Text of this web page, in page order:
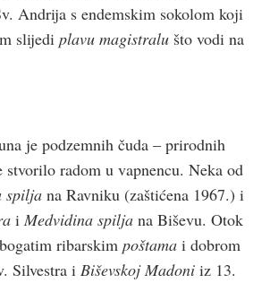
Andrija s endemskim sokolom koji
slijedi plavu magistralu što vodi na
je podzemnih čuda – prirodnih
radom u vapnencu. Neka od
spilja na Ravniku (zaštićena 1967.) i
i Medvidina spilja na Biševu. Otok
ribarskim poštama i dobrom
Silvestra i Biševskoj Madoni iz 13.